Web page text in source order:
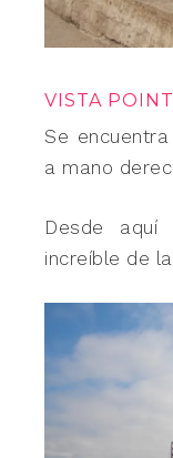
VISTA POINT
Se
a mano
Desde aquí
increíble de